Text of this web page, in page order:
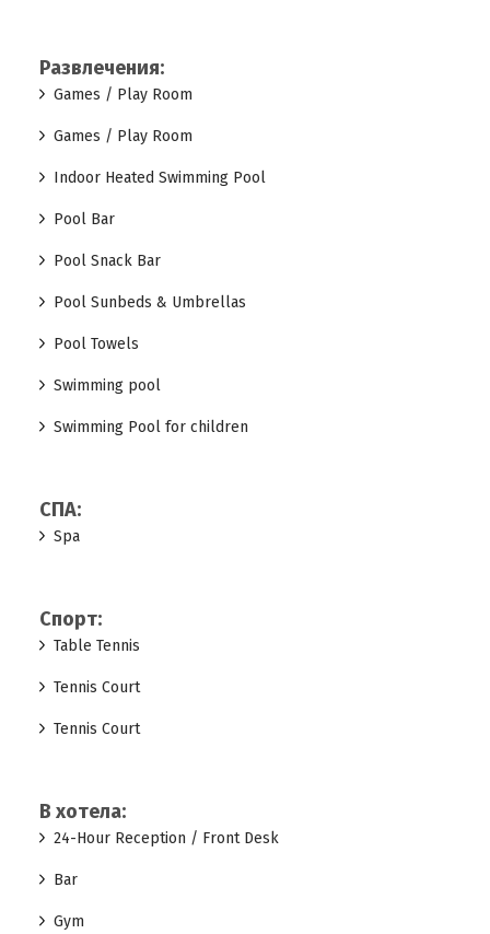
Развлечения:
Games / Play Room
Games / Play Room
Indoor Heated Swimming Pool
Pool Bar
Pool Snack Bar
Pool Sunbeds & Umbrellas
Pool Towels
Swimming pool
Swimming Pool for children
СПА:
Spa
Спорт:
Table Tennis
Tennis Court
Tennis Court
В хотела:
24-Hour Reception / Front Desk
Bar
Gym